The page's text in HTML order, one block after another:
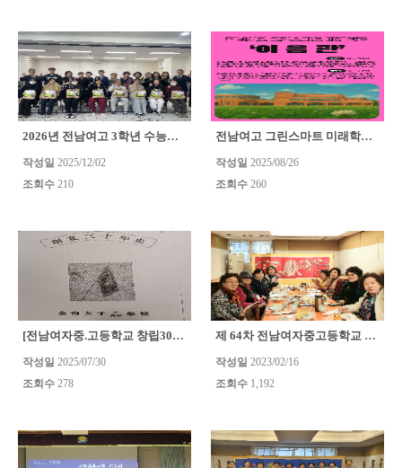
2026년 전남여고 3학년 수능시험 격려
작성일 2025/12/02
조회수210
전남여고 그린스마트 미래학교 "이음관"
작성일 2025/08/26
조회수260
[전남여자중.고등학교 창립30년사]
작성일 2025/07/30
조회수278
제 64차 전남여자중고등학교 총동창회 이사회 개최
작성일 2023/02/16
조회수1,192